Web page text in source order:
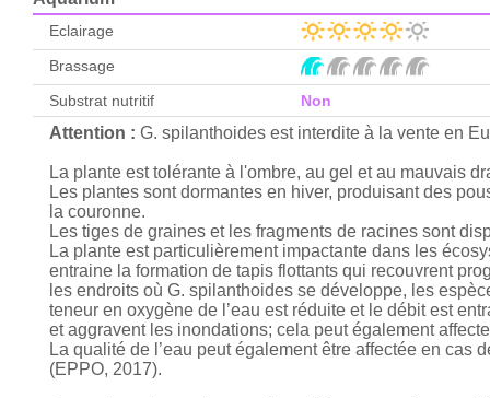
Eclairage
Brassage
Substrat nutritif
Non
Attention : G. spilanthoides est interdite à la vente en
La plante est tolérante à l'ombre, au gel et au mauvais
Les plantes sont dormantes en hiver, produisant des
la couronne.
Les tiges de graines et les fragments de racines sont
La plante est particulièrement impactante dans les
entraine la formation de tapis flottants qui recouvrent
les endroits où G. spilanthoides se développe, les
teneur en oxygène de l’eau est réduite et le débit est
et aggravent les inondations; cela peut également
La qualité de l’eau peut également être affectée en cas
(EPPO, 2017).